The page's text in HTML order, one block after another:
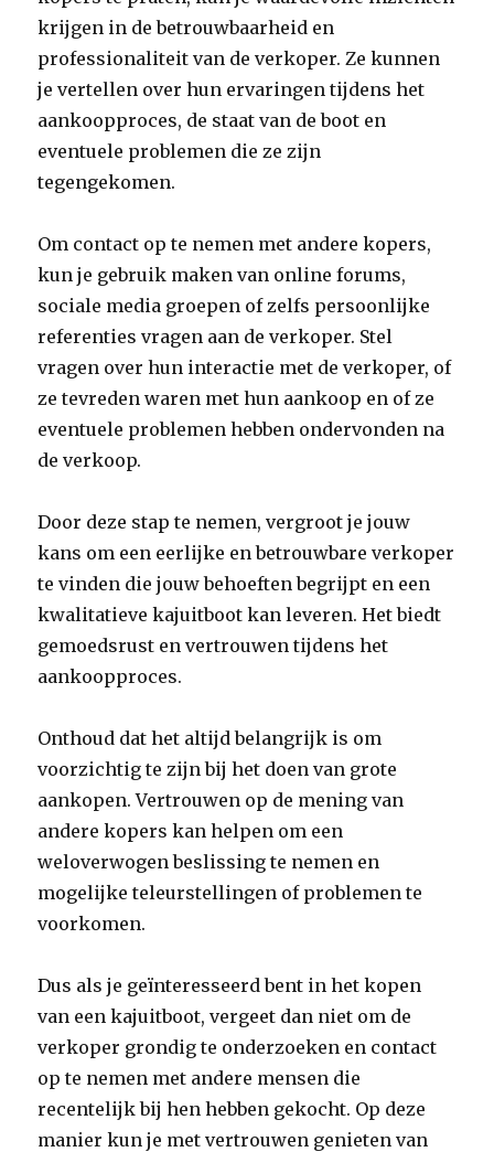
krijgen in de betrouwbaarheid en
professionaliteit van de verkoper. Ze kunnen
je vertellen over hun ervaringen tijdens het
aankoopproces, de staat van de boot en
eventuele problemen die ze zijn
tegengekomen.
Om contact op te nemen met andere kopers,
kun je gebruik maken van online forums,
sociale media groepen of zelfs persoonlijke
referenties vragen aan de verkoper. Stel
vragen over hun interactie met de verkoper, of
ze tevreden waren met hun aankoop en of ze
eventuele problemen hebben ondervonden na
de verkoop.
Door deze stap te nemen, vergroot je jouw
kans om een eerlijke en betrouwbare verkoper
te vinden die jouw behoeften begrijpt en een
kwalitatieve kajuitboot kan leveren. Het biedt
gemoedsrust en vertrouwen tijdens het
aankoopproces.
Onthoud dat het altijd belangrijk is om
voorzichtig te zijn bij het doen van grote
aankopen. Vertrouwen op de mening van
andere kopers kan helpen om een
weloverwogen beslissing te nemen en
mogelijke teleurstellingen of problemen te
voorkomen.
Dus als je geïnteresseerd bent in het kopen
van een kajuitboot, vergeet dan niet om de
verkoper grondig te onderzoeken en contact
op te nemen met andere mensen die
recentelijk bij hen hebben gekocht. Op deze
manier kun je met vertrouwen genieten van